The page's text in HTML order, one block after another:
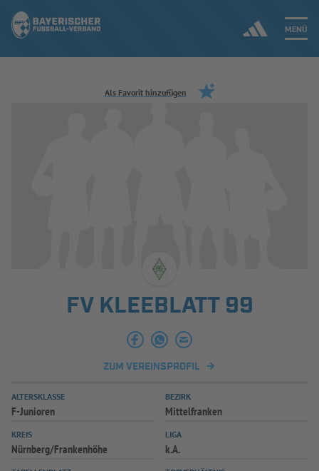
MENÜ
Jetzt einloggen
INFOTHEK SPIELPLUS
Als Favorit hinzufügen
FV KLEEBLATT 99
ZUM VEREINSPROFIL
ALTERSKLASSE
F-Junioren
BEZIRK
Mittelfranken
KREIS
Nürnberg/Frankenhöhe
LIGA
k.A.